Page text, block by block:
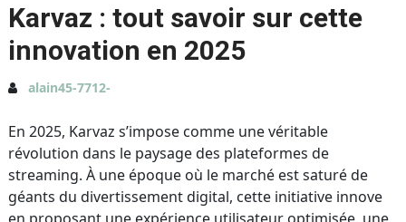
Karvaz : tout savoir sur cette
innovation en 2025
alain45-7712-
En 2025, Karvaz s’impose comme une véritable
révolution dans le paysage des plateformes de
streaming. À une époque où le marché est saturé de
géants du divertissement digital, cette initiative innove